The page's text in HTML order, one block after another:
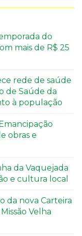
do
mais de R$ 25
rede de saúde
de Saúde da
à população
obras e
da Vaquejada
e cultura local
da nova Carteira
Velha